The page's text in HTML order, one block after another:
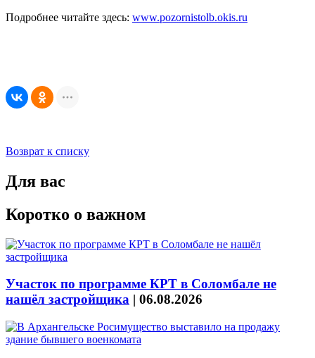
Подробнее читайте здесь: www.pozornistolb.okis.ru
Возврат к списку
Для вас
Коротко о важном
Участок по программе КРТ в Соломбале не
нашёл застройщика | 06.08.2026